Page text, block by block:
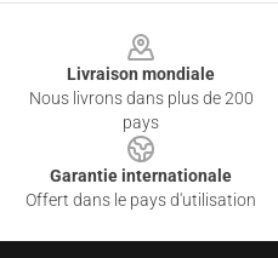
Livraison mondiale
Nous livrons dans plus de 200
pays
Garantie internationale
Offert dans le pays d'utilisation